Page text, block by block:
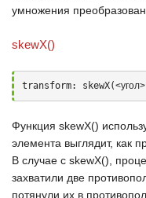
умножения
skewX()
transform: skewX(<угол>
Функция skewX()
элемента выглядит, как
В случае с skewX() ,
захватили две
потянули их в